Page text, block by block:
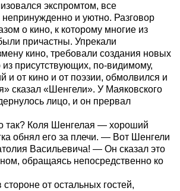
экспромтом, все
непринужденно и уютно. Разговор
о кино, к которому многие из
причастны. Упрекали
кино, требовали создания новых
из присутствующих, по-видимому,
и от кино и от поэзии, обмолвился и
сказал «Шенгели». У Маяковского
лицо, и он прервал
так? Коля Шенгелая — хороший
обнял его за плечи. — Вот Шенгели
Васильевича! — Он сказал это
обращаясь непосредственно ко
от остальных гостей,